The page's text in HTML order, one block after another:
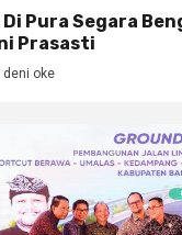
Pura Segara
Prasasti
deni oke